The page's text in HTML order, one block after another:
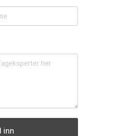
inn